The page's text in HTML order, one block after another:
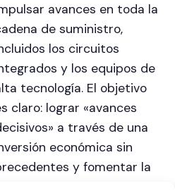
avances en toda la
de suministro,
los circuitos
y los equipos de
tecnología. El objetivo
claro: lograr «avances
a través de una
económica sin
y fomentar la